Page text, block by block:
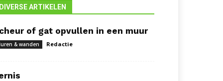
DIVERSE ARTIKELEN
of gat opvullen in een muur
& wanden Redactie